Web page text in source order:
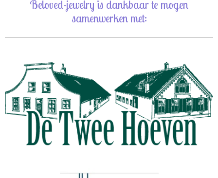
Beloved-jewelry is dankbaar te mogen
samenwerken met: